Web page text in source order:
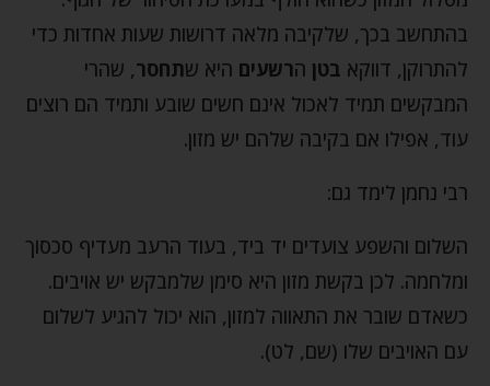
בהתחשב בכך, שלקיבה מלאה דרושות שעות אחדות כדי
להתרוקן, דווקא בטן הרשעים היא שתחסר, שהרי
המבקשים תמיד לאכול אינם חשים שובע ותמיד הם רוצים
עוד, אפילו אם בקיבה שלהם יש מזון.
רבי נחמן לימד גם:
השלום והשפע צועדים יד ביד, בעוד הרעב מעדיף סכסוך
ומלחמה. לכן בקשת מזון היא סימן שלמבקש יש אויבים.
כשאדם שובר את התאווה למזון, הוא יכול להגיע לשלום
עם האויבים שלו (שם, לט).